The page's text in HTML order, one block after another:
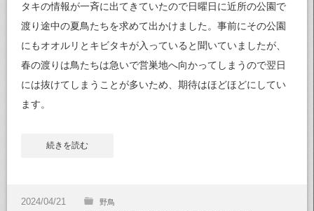
タキの情報が一斉に出てきていたので日曜日に近所の公園で
渡り途中の夏鳥たちを求めて出かけました。事前にその公園
にもオオルリとキビタキが入っていると聞いていましたが、
春の渡りは鳥たちは急いで営巣地へ向かってしまうので翌日
には抜けてしまうことが多いため、期待はほどほどにしてい
ます。
続きを読む
野鳥